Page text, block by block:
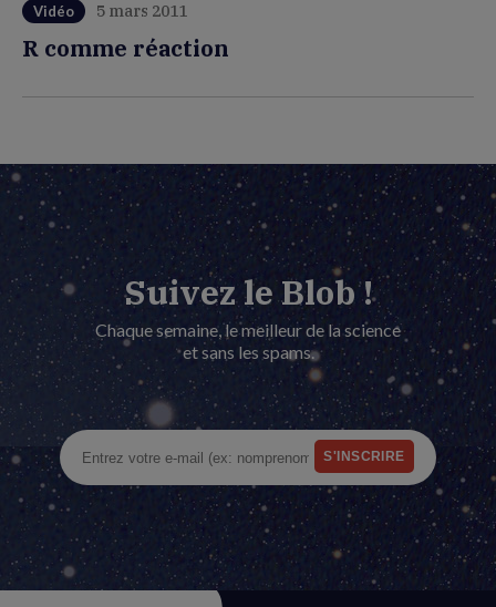
Vidéo 5 mars 2011
R comme réaction
Suivez le Blob !
Chaque semaine, le meilleur de la science
et sans les spams.